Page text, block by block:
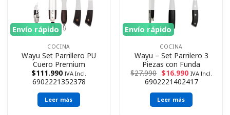
Envío rápido
COCINA
Wayu Set Parrillero PU
Cuero Premium
$111.990 IVA Incl.
6902221352378
Leer más
Envío rápido
COCINA
Wayu – Set Parrilero 3
Piezas con Funda
$27.990 $16.990 IVA Incl.
6902221402417
Leer más